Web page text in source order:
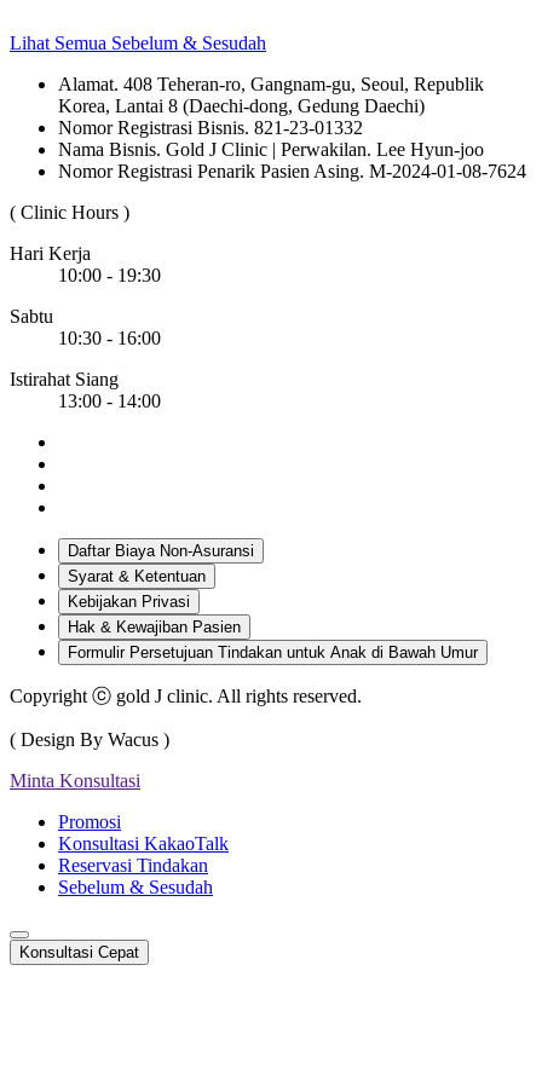
Lihat Semua Sebelum & Sesudah
Alamat. 408 Teheran-ro, Gangnam-gu, Seoul, Republik
Korea, Lantai 8 (Daechi-dong, Gedung Daechi)
Nomor Registrasi Bisnis. 821-23-01332
Nama Bisnis. Gold J Clinic | Perwakilan. Lee Hyun-joo
Nomor Registrasi Penarik Pasien Asing. M-2024-01-08-7624
( Clinic Hours )
Hari Kerja
10:00 - 19:30
Sabtu
10:30 - 16:00
Istirahat Siang
13:00 - 14:00
Daftar Biaya Non-Asuransi
Syarat & Ketentuan
Kebijakan Privasi
Hak & Kewajiban Pasien
Formulir Persetujuan Tindakan untuk Anak di Bawah Umur
Copyright ⓒ gold J clinic. All rights reserved.
( Design By Wacus )
Minta Konsultasi
Promosi
Konsultasi KakaoTalk
Reservasi Tindakan
Sebelum & Sesudah
Konsultasi Cepat